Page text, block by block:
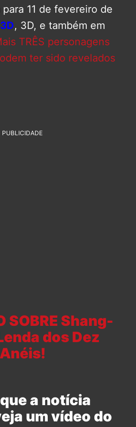
11 de fevereiro de
, 3D, e também em
TRÊS personagens
ter sido revelados
PUBLICIDADE
SOBRE Shang-
dos Dez
Anéis!
a notícia
um vídeo do